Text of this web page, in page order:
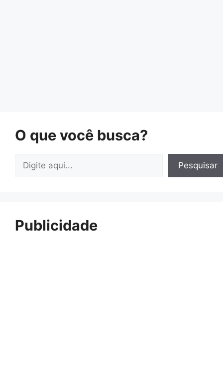
O que você busca?
Pesquisar
Publicidade